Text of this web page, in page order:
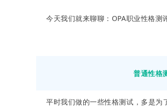
今天我们就来聊聊：OPA职业性格测
普通性格
平时我们做的一些性格测试，多是为